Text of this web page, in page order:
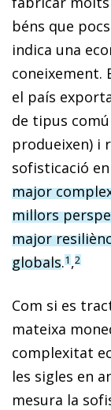
béns que
indica una
coneixement.
el país
de tipus
produeixen) i
sofisticació
major
millors
major
globals.1 ,2
Com si es
mateixa
complexitat
les sigles en
mesura la